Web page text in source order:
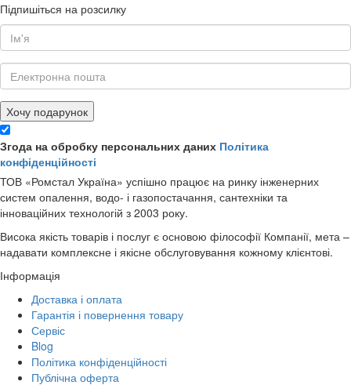
Підпишіться на розсилку
Хочу подарунок
Згода на обробку персональних даних Політика
конфіденційності
ТОВ «Ромстал Україна» успішно працює на ринку інженерних
систем опалення, водо- і газопостачання, сантехніки та
інноваційних технологій з 2003 року.
Висока якість товарів і послуг є основою філософії Компанії, мета –
надавати комплексне і якісне обслуговування кожному клієнтові.
Інформація
Доставка і оплата
Гарантія і повернення товару
Сервіс
Blog
Політика конфіденційності
Публічна оферта